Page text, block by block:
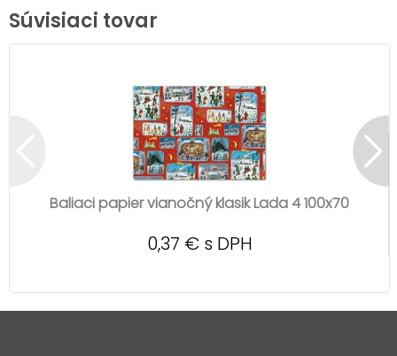
Súvisiaci tovar
Baliaci papier vianočný klasik Lada 4 100x70
0,37 € s DPH